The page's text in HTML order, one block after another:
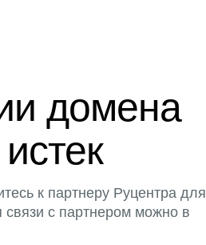
домена
к партнеру Руцентра для
связи с партнером можно в